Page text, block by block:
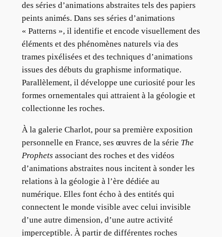
des séries d’animations abstraites tels des papiers
peints animés. Dans ses séries d’animations
« Patterns », il identifie et encode visuellement des
éléments et des phénomènes naturels via des
trames pixélisées et des techniques d’animations
issues des débuts du graphisme informatique.
Parallèlement, il développe une curiosité pour les
formes ornementales qui attraient à la géologie et
collectionne les roches.
À la galerie Charlot, pour sa première exposition
personnelle en France, ses œuvres de la série The
Prophets associant des roches et des vidéos
d’animations abstraites nous incitent à sonder les
relations à la géologie à l’ère dédiée au
numérique. Elles font écho à des entités qui
connectent le monde visible avec celui invisible
d’une autre dimension, d’une autre activité
imperceptible. À partir de différentes roches